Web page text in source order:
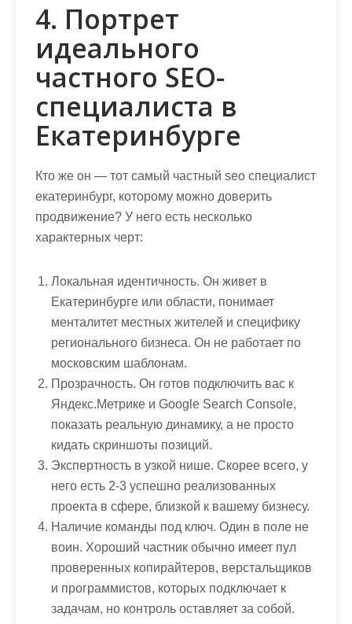
4. Портрет
идеального
частного SEO-
специалиста в
Екатеринбурге
Кто же он — тот самый частный seo специалист
екатеринбург, которому можно доверить
продвижение? У него есть несколько
характерных черт:
Локальная идентичность. Он живет в
Екатеринбурге или области, понимает
менталитет местных жителей и специфику
регионального бизнеса. Он не работает по
московским шаблонам.
Прозрачность. Он готов подключить вас к
Яндекс.Метрике и Google Search Console,
показать реальную динамику, а не просто
кидать скриншоты позиций.
Экспертность в узкой нише. Скорее всего, у
него есть 2-3 успешно реализованных
проекта в сфере, близкой к вашему бизнесу.
Наличие команды под ключ. Один в поле не
воин. Хороший частник обычно имеет пул
проверенных копирайтеров, верстальщиков
и программистов, которых подключает к
задачам, но контроль оставляет за собой.